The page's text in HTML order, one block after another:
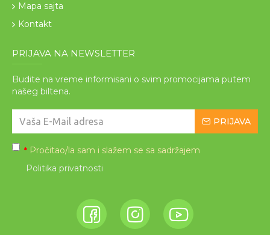
Mapa sajta
Kontakt
PRIJAVA NA NEWSLETTER
Budite na vreme informisani o svim promocijama putem
našeg biltena.
PRIJAVA
* Pročitao/la sam i slažem se sa sadržajem
Politika privatnosti